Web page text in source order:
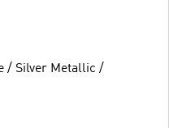
/ Silver Metallic /